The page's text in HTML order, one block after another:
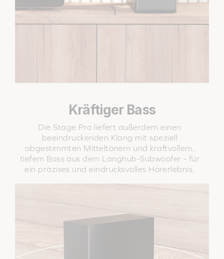
Kräftiger Bass
Die Stage Pro liefert außerdem einen
beeindruckenden Klang mit speziell
abgestimmten Mitteltönern und kraftvollem,
tiefem Bass aus dem Langhub-Subwoofer - für
ein präzises und eindrucksvolles Hörerlebnis.